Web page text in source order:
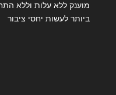
מוענק ללא עלות וללא
ביותר לעשות יחסי ציבור